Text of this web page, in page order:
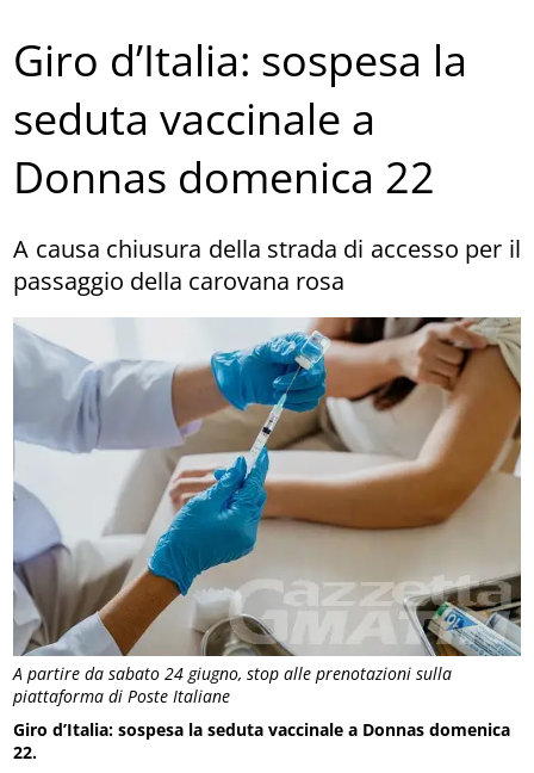
A partire da sabato 24 giugno, stop alle prenotazioni sulla
piattaforma di Poste Italiane
Giro d’Italia: sospesa la
seduta vaccinale a
Donnas domenica 22
A causa chiusura della strada di accesso per il
passaggio della carovana rosa
Giro d’Italia: sospesa la seduta vaccinale a Donnas domenica
22.